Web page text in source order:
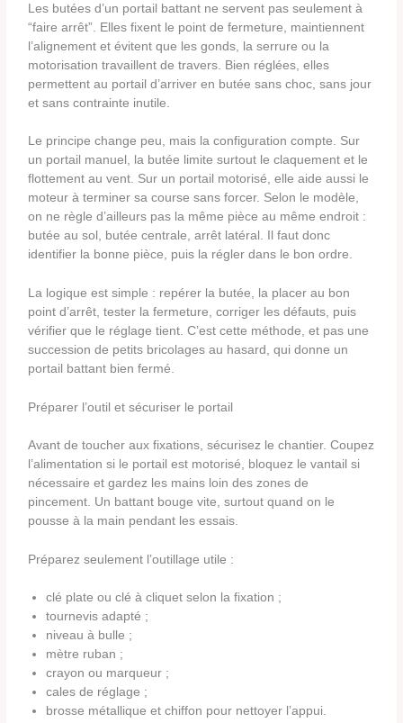
Les butées d’un portail battant ne servent pas seulement à
“faire arrêt”. Elles fixent le point de fermeture, maintiennent
l’alignement et évitent que les gonds, la serrure ou la
motorisation travaillent de travers. Bien réglées, elles
permettent au portail d’arriver en butée sans choc, sans jour
et sans contrainte inutile.
Le principe change peu, mais la configuration compte. Sur
un portail manuel, la butée limite surtout le claquement et le
flottement au vent. Sur un portail motorisé, elle aide aussi le
moteur à terminer sa course sans forcer. Selon le modèle,
on ne règle d’ailleurs pas la même pièce au même endroit :
butée au sol, butée centrale, arrêt latéral. Il faut donc
identifier la bonne pièce, puis la régler dans le bon ordre.
La logique est simple : repérer la butée, la placer au bon
point d’arrêt, tester la fermeture, corriger les défauts, puis
vérifier que le réglage tient. C’est cette méthode, et pas une
succession de petits bricolages au hasard, qui donne un
portail battant bien fermé.
Préparer l’outil et sécuriser le portail
Avant de toucher aux fixations, sécurisez le chantier. Coupez
l’alimentation si le portail est motorisé, bloquez le vantail si
nécessaire et gardez les mains loin des zones de
pincement. Un battant bouge vite, surtout quand on le
pousse à la main pendant les essais.
Préparez seulement l’outillage utile :
clé plate ou clé à cliquet selon la fixation ;
tournevis adapté ;
niveau à bulle ;
mètre ruban ;
crayon ou marqueur ;
cales de réglage ;
brosse métallique et chiffon pour nettoyer l’appui.